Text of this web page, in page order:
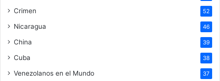
Crimen 52
Nicaragua 46
China 39
Cuba 38
Venezolanos en el Mundo 37